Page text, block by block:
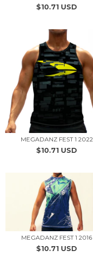
$10.71 USD
MEGADANZ FEST 1 2022
$10.71 USD
MEGADANZ FEST 1 2016
$10.71 USD